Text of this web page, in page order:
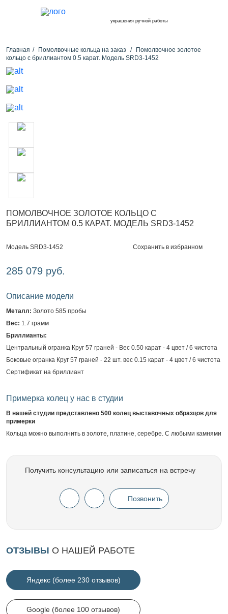
украшения ручной работы
Главная Помолвочные кольца на заказ
Помолвочное золотое
кольцо с бриллиантом 0.5 карат. Модель SRD3-1452
ПОМОЛВОЧНОЕ ЗОЛОТОЕ КОЛЬЦО С
БРИЛЛИАНТОМ 0.5 КАРАТ. МОДЕЛЬ SRD3-1452
Модель SRD3-1452 Сохранить в избранном
285 079 руб.
Описание модели
Металл: Золото 585 пробы
Вес: 1.7 грамм
Бриллианты:
Центральный огранка Круг 57 граней - Вес 0.50 карат - 4 цвет / 6 чистота
Боковые огранка Круг 57 граней - 22 шт. вес 0.15 карат - 4 цвет / 6 чистота
Сертификат на бриллиант
Примерка колец у нас в студии
В нашей студии представлено 500 колец выставочных образцов для
примерки
Кольца можно выполнить в золоте, платине, серебре. С любыми камнями
Получить консультацию или записаться на встречу
Позвонить
ОТЗЫВЫ О НАШЕЙ РАБОТЕ
Яндекс (более 230 отзывов)
Google (более 100 отзывов)